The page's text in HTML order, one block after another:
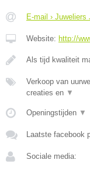
E-mail › Juweliers
Website: http://
Als tijd kwaliteit
Verkoop van
creaties en ▼
Openingstijden ▼
Laatste facebook
Sociale media: